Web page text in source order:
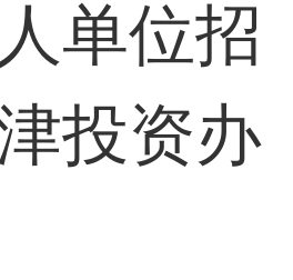
单位招
投资办